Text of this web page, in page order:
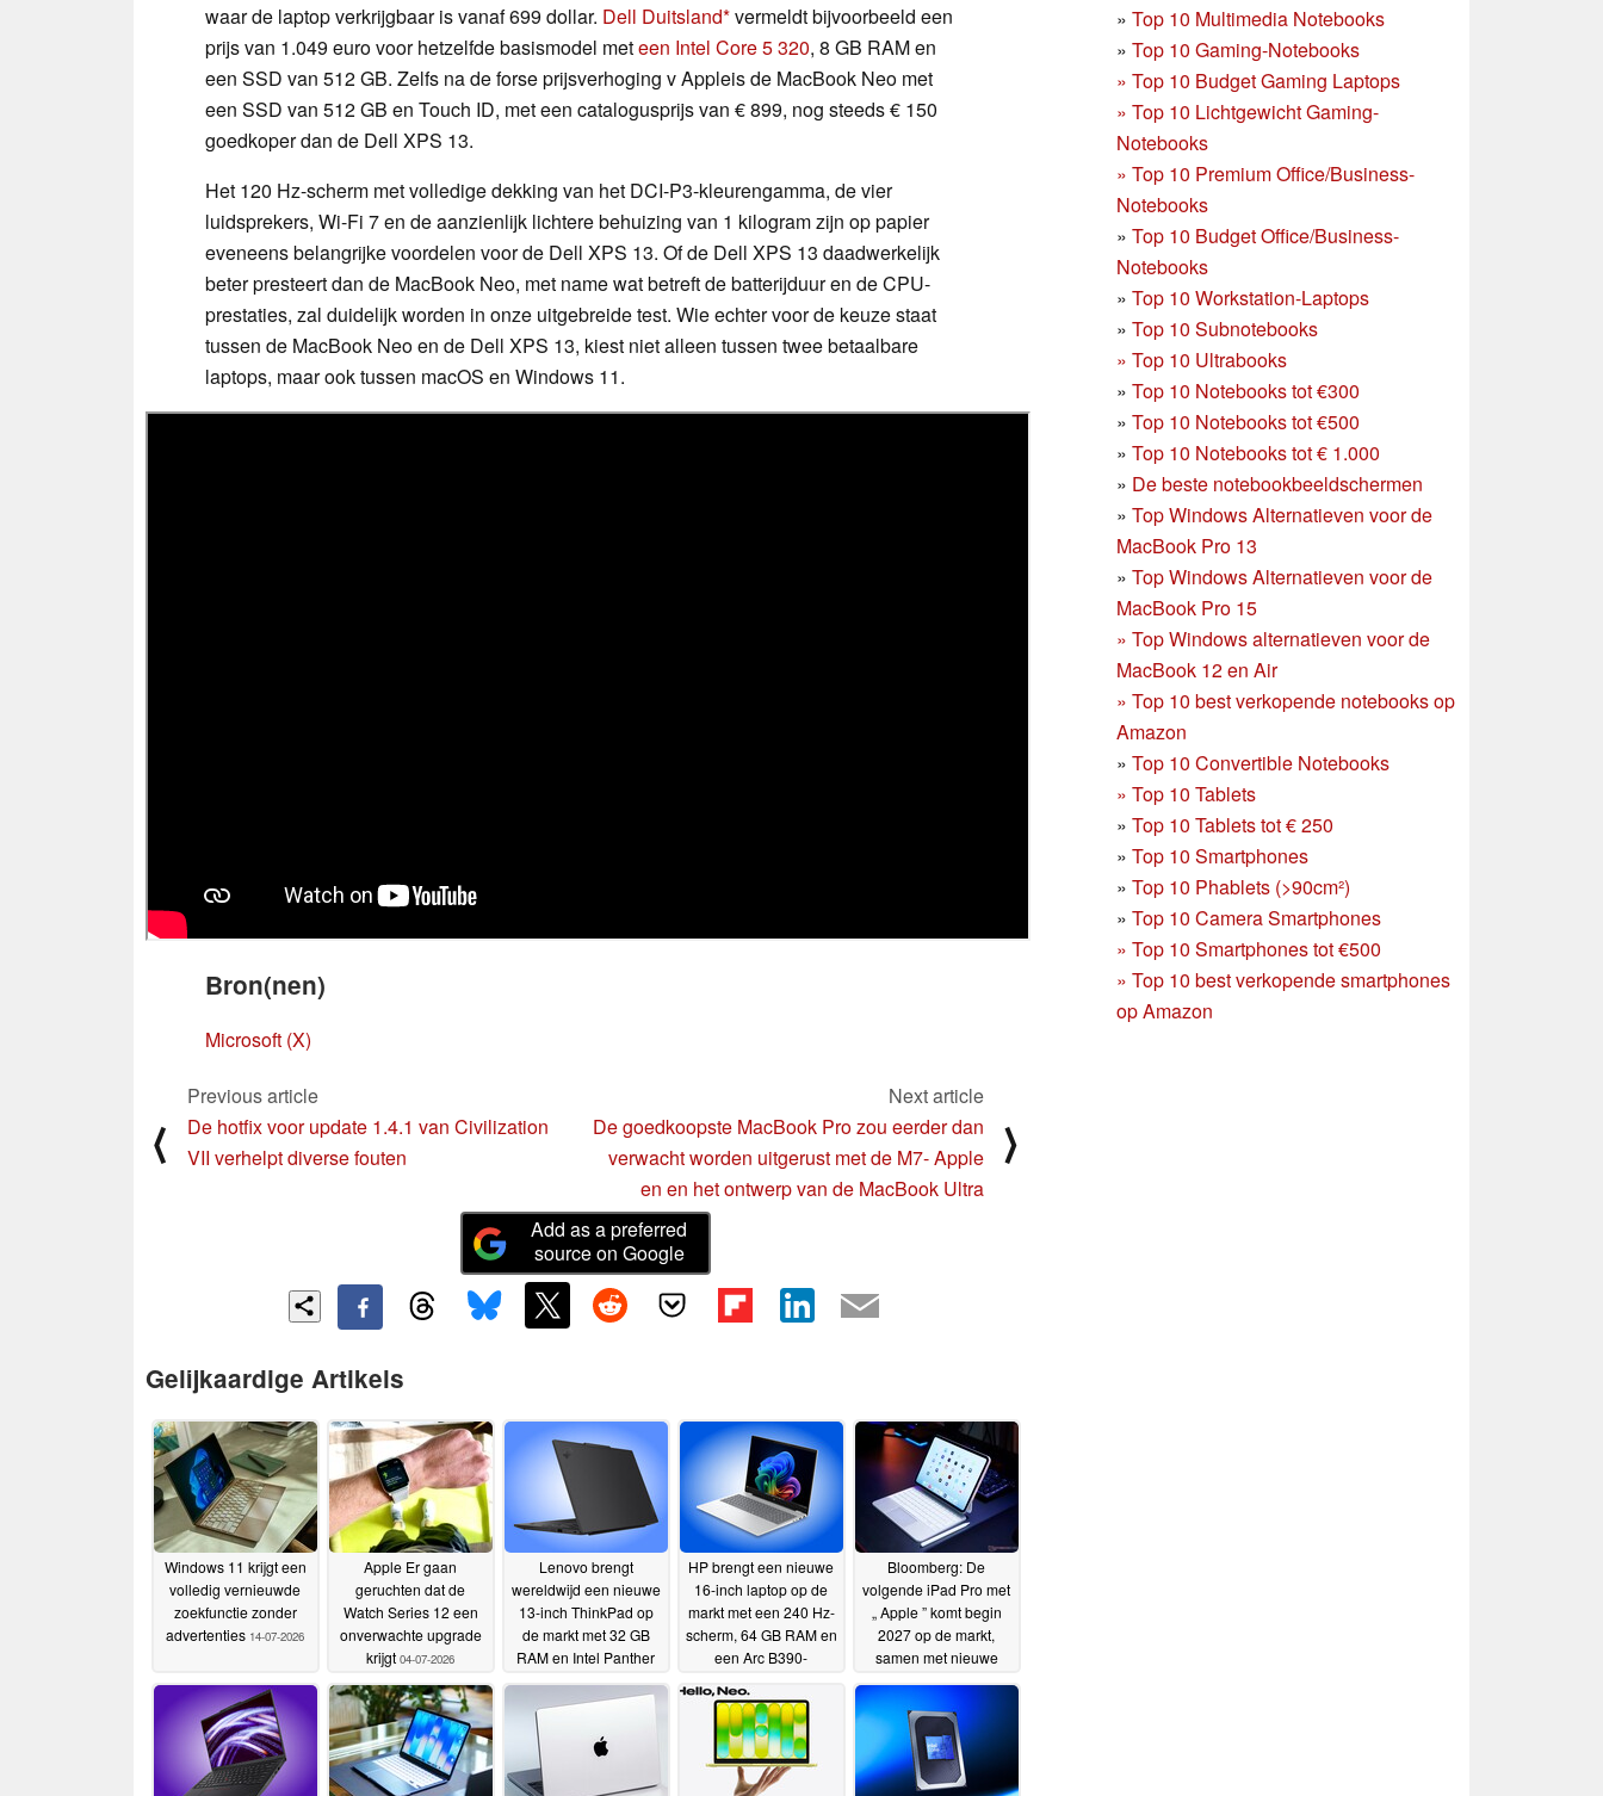
» Top 10 Multimedia Notebooks
» Top 10 Gaming-Notebooks
» Top 10 Budget Gaming Laptops
» Top 10 Lichtgewicht Gaming-
Notebooks
» Top 10 Premium Office/Business-
Notebooks
» Top 10 Budget Office/Business-
Notebooks
» Top 10 Workstation-Laptops
» Top 10 Subnotebooks
» Top 10 Ultrabooks
» Top 10 Notebooks tot €300
» Top 10 Notebooks tot €500
» Top 10 Notebooks tot € 1.000
» De beste notebookbeeldschermen
» Top Windows Alternatieven voor de
MacBook Pro 13
» Top Windows Alternatieven voor de
MacBook Pro 15
» Top Windows alternatieven voor de
MacBook 12 en Air
» Top 10 best verkopende notebooks op
Amazon
» Top 10 Convertible Notebooks
» Top 10 Tablets
» Top 10 Tablets tot € 250
» Top 10 Smartphones
» Top 10 Phablets (>90cm²)
» Top 10 Camera Smartphones
» Top 10 Smartphones tot €500
» Top 10 best verkopende smartphones
op Amazon
waar de laptop verkrijgbaar is vanaf 699 dollar. Dell Duitsland vermeldt bijvoorbeeld een
prijs van 1.049 euro voor hetzelfde basismodel meteen Intel Core 5 320, 8 GB RAM en
een SSD van 512 GB. Zelfs na de forse prijsverhoging v Appleis de MacBook Neo met
een SSD van 512 GB en Touch ID, met een catalogusprijs van € 899, nog steeds € 150
goedkoper dan de Dell XPS 13.
Het 120 Hz-scherm met volledige dekking van het DCI-P3-kleurengamma, de vier
luidsprekers, Wi-Fi 7 en de aanzienlijk lichtere behuizing van 1 kilogram zijn op papier
eveneens belangrijke voordelen voor de Dell XPS 13. Of de Dell XPS 13 daadwerkelijk
beter presteert dan de MacBook Neo, met name wat betreft de batterijduur en de CPU-
prestaties, zal duidelijk worden in onze uitgebreide test. Wie echter voor de keuze staat
tussen de MacBook Neo en de Dell XPS 13, kiest niet alleen tussen twee betaalbare
laptops, maar ook tussen macOS en Windows 11.
Bron(nen)
Microsoft (X)
⟨
Previous article
De hotfix voor update 1.4.1 van Civilization
VII verhelpt diverse fouten
Next article
De goedkoopste MacBook Pro zou eerder dan
verwacht worden uitgerust met de M7- Apple
en en het ontwerp van de MacBook Ultra
⟩
Add as a preferred
source on Google
Gelijkaardige Artikels
Windows 11 krijgt een
volledig vernieuwde
zoekfunctie zonder
advertenties 14-07-2026
Apple Er gaan
geruchten dat de
Watch Series 12 een
onverwachte upgrade
krijgt 04-07-2026
Lenovo brengt
wereldwijd een nieuwe
13-inch ThinkPad op
de markt met 32 GB
RAM en Intel Panther
03-07-
2026
HP brengt een nieuwe
16-inch laptop op de
markt met een 240 Hz-
scherm, 64 GB RAM en
een Arc B390-
2026
Bloomberg: De
volgende iPad Pro met
„ Apple ” komt begin
2027 op de markt,
samen met nieuwe
02-07-2026